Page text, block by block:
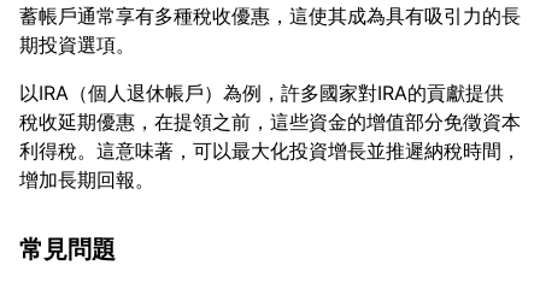
蓄帳戶通常享有多種稅收優惠，這使其成為具有吸引力的長
以IRA（個人退休帳戶）為例，許多國家對IRA的貢獻提供
稅收延期優惠，在提領之前，這些資金的增值部分免徵資本
利得稅。這意味著，可以最大化投資增長並推遲納稅時間，
常見問題